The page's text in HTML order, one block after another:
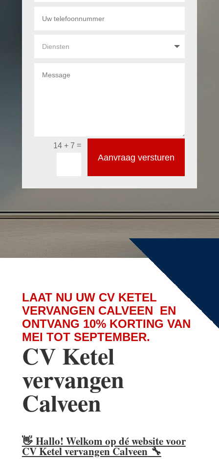
14 + 7 =
Aanvraag versturen
LAAT NU UW CV KETEL
VERVANGEN CALVEEN EN
ONTVANG 10% KORTING VAN
MEI TOT SEPTEMBER.
CV Ketel
vervangen
Calveen
👋 Hallo! Welkom op dé website voor
CV Ketel vervangen Calveen🔧